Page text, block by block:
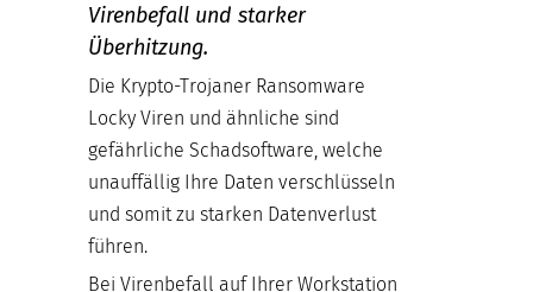
Virenbefall und starker
Überhitzung.
Die Krypto-Trojaner Ransomware
Locky Viren und ähnliche sind
gefährliche Schadsoftware, welche
unauffällig Ihre Daten verschlüsseln
und somit zu starken Datenverlust
führen.
Bei Virenbefall auf Ihrer Workstation